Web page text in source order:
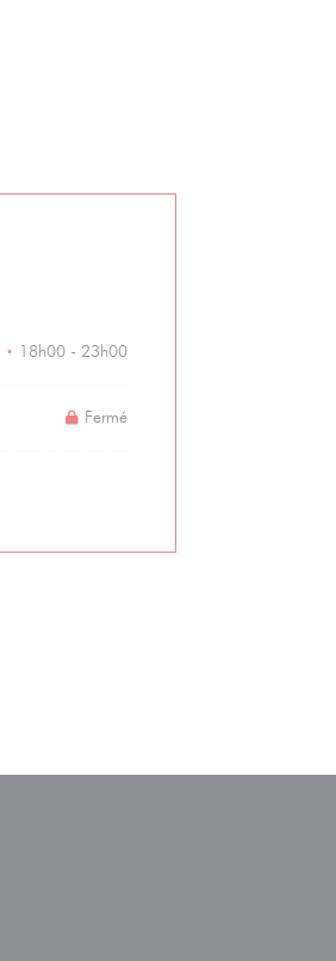
• 18h00 - 23h00
Fermé